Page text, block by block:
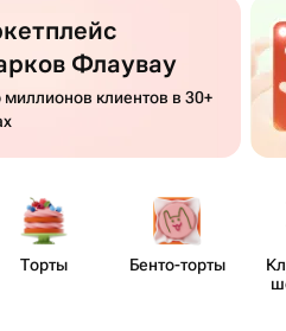
Флаувау
клиентов в 30+
Торты Бенто​-торты